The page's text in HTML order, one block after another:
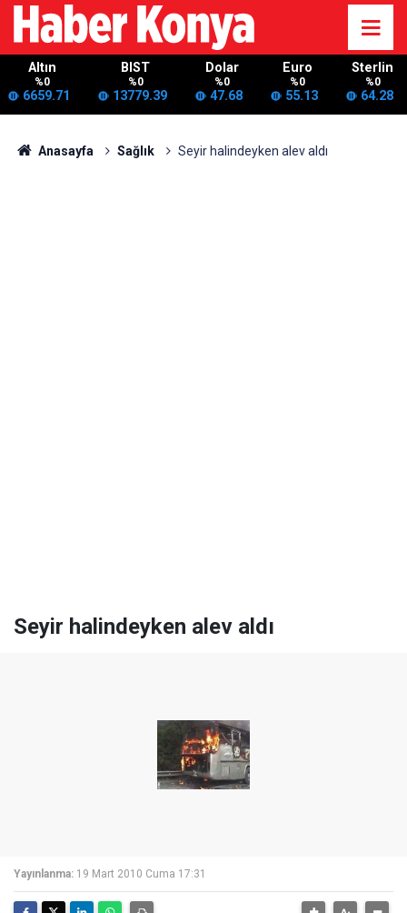
Altın
%0
6659.71
BIST
%0
13779.39
Dolar
%0
47.68
Euro
%0
55.13
Sterlin
%0
64.28
Anasayfa Sağlık Seyir halindeyken alev aldı
Seyir halindeyken alev aldı
Yayınlanma: 19 Mart 2010 Cuma 17:31